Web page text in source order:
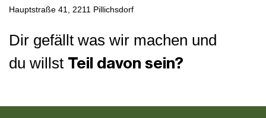
Hauptstraße 41, 2211 Pillichsdorf
Dir gefällt was wir machen und
du willst Teil davon sein?